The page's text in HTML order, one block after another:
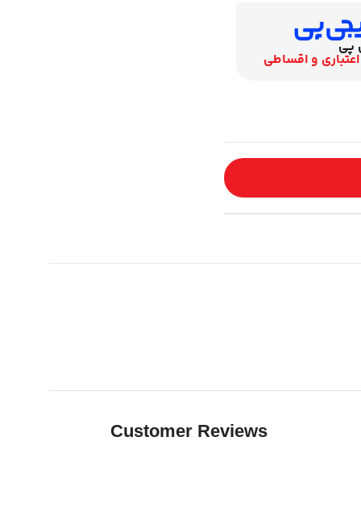
نسیبا
تا 24 ماه اقساط
Customer Reviews